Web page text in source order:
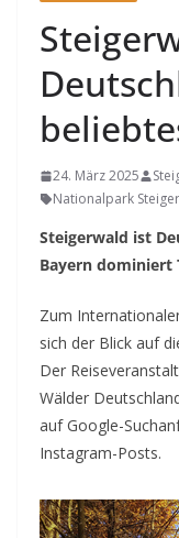
24. März 2025
Nationalpark
Steigerwald ist
Bayern dominiert
Zum
sich der Blick auf
Der
Wälder
auf Google-
Instagram-Posts.